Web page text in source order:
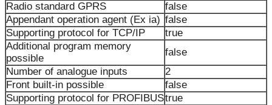
Radio standard GPRS
false
Appendant operation agent (Ex ia) false
Supporting protocol for TCP/IP
true
Additional program memory
possible
false
Number of analogue inputs
2
Front built-in possible
false
Supporting protocol for PROFIBUStrue